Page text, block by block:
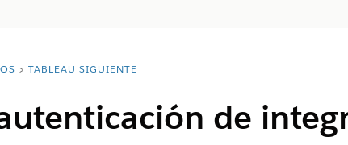
TABLEAU SIGUIENTE
de